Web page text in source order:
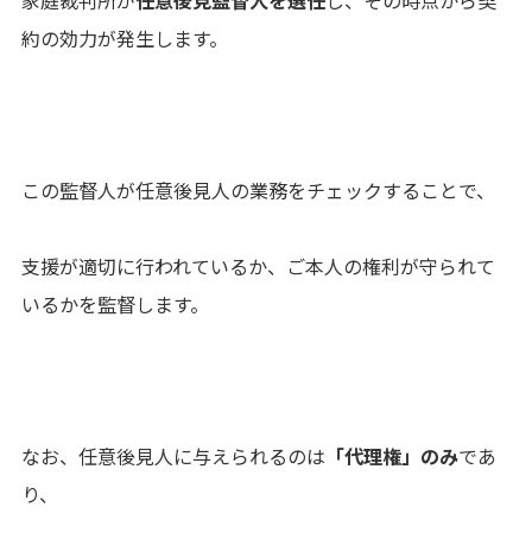
約の効力が発生します。
この監督人が任意後見人の業務をチェックすることで、
支援が適切に行われているか、ご本人の権利が守られて
いるかを監督します。
なお、任意後見人に与えられるのは 「代理権」のみであ
り、